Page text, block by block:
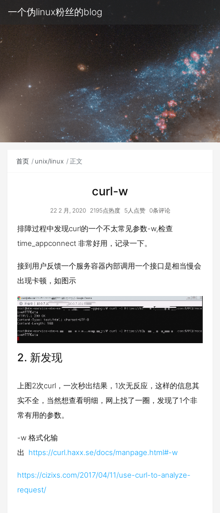
一个伪linux粉丝的blog
首页 unix/linux 正文
curl-w
22 2 月, 2020 2195点热度 5人点赞 0条评论
排障过程中发现curl的一个不太常见参数-w,检查
time_appconnect 非常好用，记录一下。
接到用户反馈一个服务容器内部调用一个接口是相当慢会
出现卡顿，如图示
2. 新发现
上图2次curl，一次秒出结果，1次无反应，这样的信息其
实不全，当然想查看明细，网上找了一圈，发现了1个非
常有用的参数。
-w 格式化输
出 https://curl.haxx.se/docs/manpage.html#-w
https://cizixs.com/2017/04/11/use-curl-to-analyze-
request/